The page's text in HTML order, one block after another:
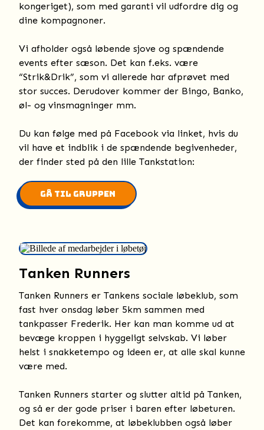
kongeriget), som med garanti vil udfordre dig og
dine kompagnoner.
Vi afholder også løbende sjove og spændende
events efter sæson. Det kan f.eks. være
“Strik&Drik”, som vi allerede har afprøvet med
stor succes. Derudover kommer der Bingo, Banko,
øl- og vinsmagninger mm.
Du kan følge med på Facebook via linket, hvis du
vil have et indblik i de spændende begivenheder,
der finder sted på den lille Tankstation:
Gå til gruppen
Tanken Runners
Tanken Runners er Tankens sociale løbeklub, som
fast hver onsdag løber 5km sammen med
tankpasser Frederik. Her kan man komme ud at
bevæge kroppen i hyggeligt selvskab. Vi løber
helst i snakketempo og ideen er, at alle skal kunne
være med.
Tanken Runners starter og slutter altid på Tanken,
og så er der gode priser i baren efter løbeturen.
Det kan forekomme, at løbeklubben også løber